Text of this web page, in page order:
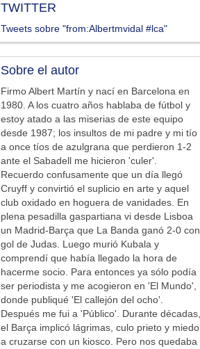
TWITTER
Tweets sobre "from:Albertmvidal #lca"
Sobre el autor
Firmo Albert Martín y nací en Barcelona en
1980. A los cuatro años hablaba de fútbol y
estoy atado a las miserias de este equipo
desde 1987; los insultos de mi padre y mi tío
a once tíos de azulgrana que perdieron 1-2
ante el Sabadell me hicieron 'culer'.
Recuerdo confusamente que un día llegó
Cruyff y convirtió el suplicio en arte y aquel
club oxidado en hoguera de vanidades. En
plena pesadilla gaspartiana vi desde Lisboa
un Madrid-Barça que La Banda ganó 2-0 con
gol de Judas. Luego murió Kubala y
comprendí que había llegado la hora de
hacerme socio. Para entonces ya sólo podía
ser periodista y me acogieron en 'El Mundo',
donde publiqué 'El callejón del ocho'.
Después me fui a 'Público'. Durante décadas,
el Barça implicó lágrimas, culo prieto y miedo
a cruzarse con un kiosco. Pero nos quedaba